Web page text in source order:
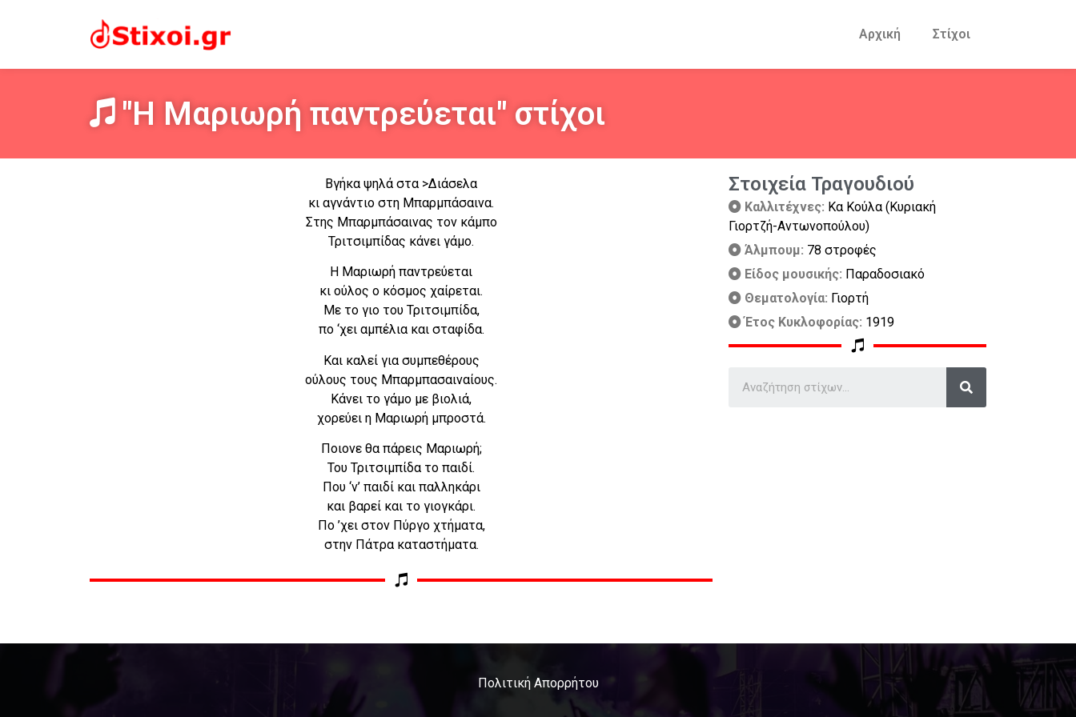
Αρχική Στίχοι
"Η Μαριωρή παντρεύεται" στίχοι
Βγήκα ψηλά στα >Διάσελα
κι αγνάντιο στη Μπαρμπάσαινα.
Στης Μπαρμπάσαινας τον κάμπο
Τριτσιμπίδας κάνει γάμο.
Η Μαριωρή παντρεύεται
κι ούλος ο κόσμος χαίρεται.
Με το γιο του Τριτσιμπίδα,
πο ‘χει αμπέλια και σταφίδα.
Και καλεί για συμπεθέρους
ούλους τους Μπαρμπασαιναίους.
Κάνει το γάμο με βιολιά,
χορεύει η Μαριωρή μπροστά.
Ποιονε θα πάρεις Μαριωρή;
Του Τριτσιμπίδα το παιδί.
Που ‘ν’ παιδί και παλληκάρι
και βαρεί και το γιογκάρι.
Πο ’χει στον Πύργο χτήματα,
στην Πάτρα καταστήματα.
Στοιχεία Τραγουδιού
Καλλιτέχνες: Κα Κούλα (Κυριακή
Γιορτζή-Αντωνοπούλου)
Άλμπουμ: 78 στροφές
Είδος μουσικής: Παραδοσιακό
Θεματολογία: Γιορτή
Έτος Κυκλοφορίας: 1919
Πολιτική Απορρήτου